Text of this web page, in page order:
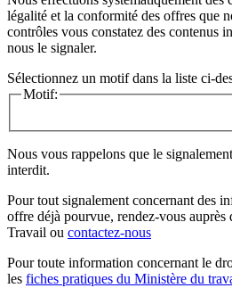
légalité et la conformité des offres que
contrôles vous constatez des contenus
nous le signaler.
Sélectionnez un motif dans la liste ci-
Motif:
Nous vous rappelons que le
interdit.
Pour tout signalement concernant des
offre déjà pourvue, rendez-vous auprès
Travail ou contactez-nous
Pour toute information concernant le
les fiches pratiques du Ministère du